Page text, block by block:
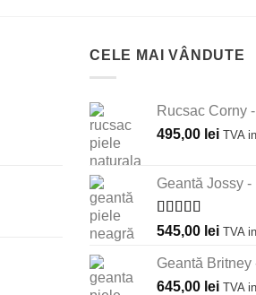
CELE MAI VÂNDUTE
Rucsac Corny
495,00 lei TVA
Geantă Jossy -
Evaluat la
din 5
545,00 lei TVA
Geantă Britney
645,00 lei TVA